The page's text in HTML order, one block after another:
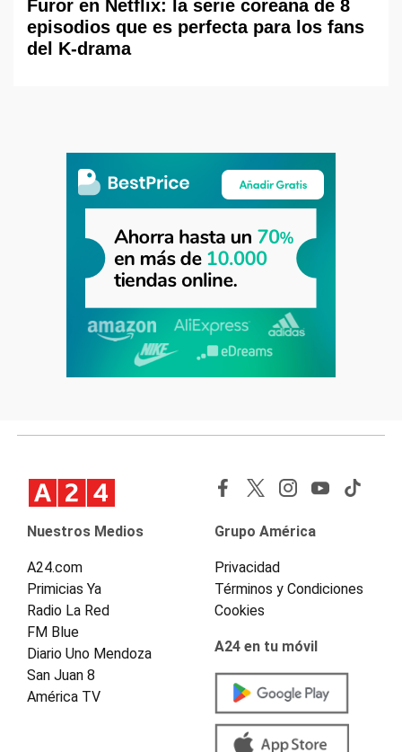
Furor en Netflix: la serie coreana de 8
episodios que es perfecta para los fans
del K-drama
Nuestros Medios
A24.com
Primicias Ya
Radio La Red
FM Blue
Diario Uno Mendoza
San Juan 8
América TV
Grupo América
Privacidad
Términos y Condiciones
Cookies
A24 en tu móvil